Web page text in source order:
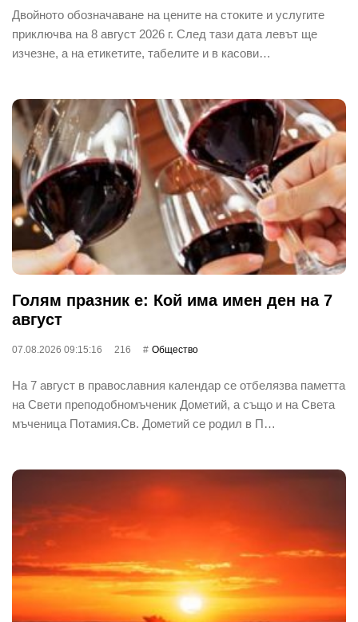
Двойното обозначаване на цените на стоките и услугите
приключва на 8 август 2026 г. След тази дата левът ще
изчезне, а на етикетите, табелите и в касови…
Голям празник е: Кой има имен ден на 7
август
07.08.2026 09:15:16 216 Общество
На 7 август в православния календар се отбелязва паметта
на Свети преподобномъченик Дометий, а също и на Света
мъченица Потамия.Св. Дометий се родил в П…